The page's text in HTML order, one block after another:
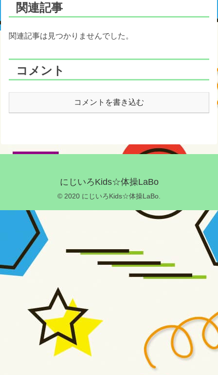
関連記事
関連記事は見つかりませんでした。
コメント
コメントを書き込む
にじいろKids☆体操LaBo
© 2020 にじいろKids☆体操LaBo.